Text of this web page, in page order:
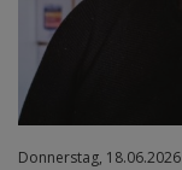
Donnerstag, 18.06.2026